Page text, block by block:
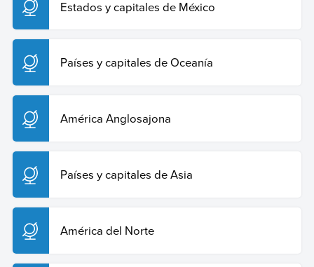
Estados y capitales de México
Países y capitales de Oceanía
América Anglosajona
Países y capitales de Asia
América del Norte